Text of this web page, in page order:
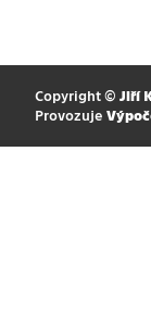
Copyright © Jiří
Provozuje